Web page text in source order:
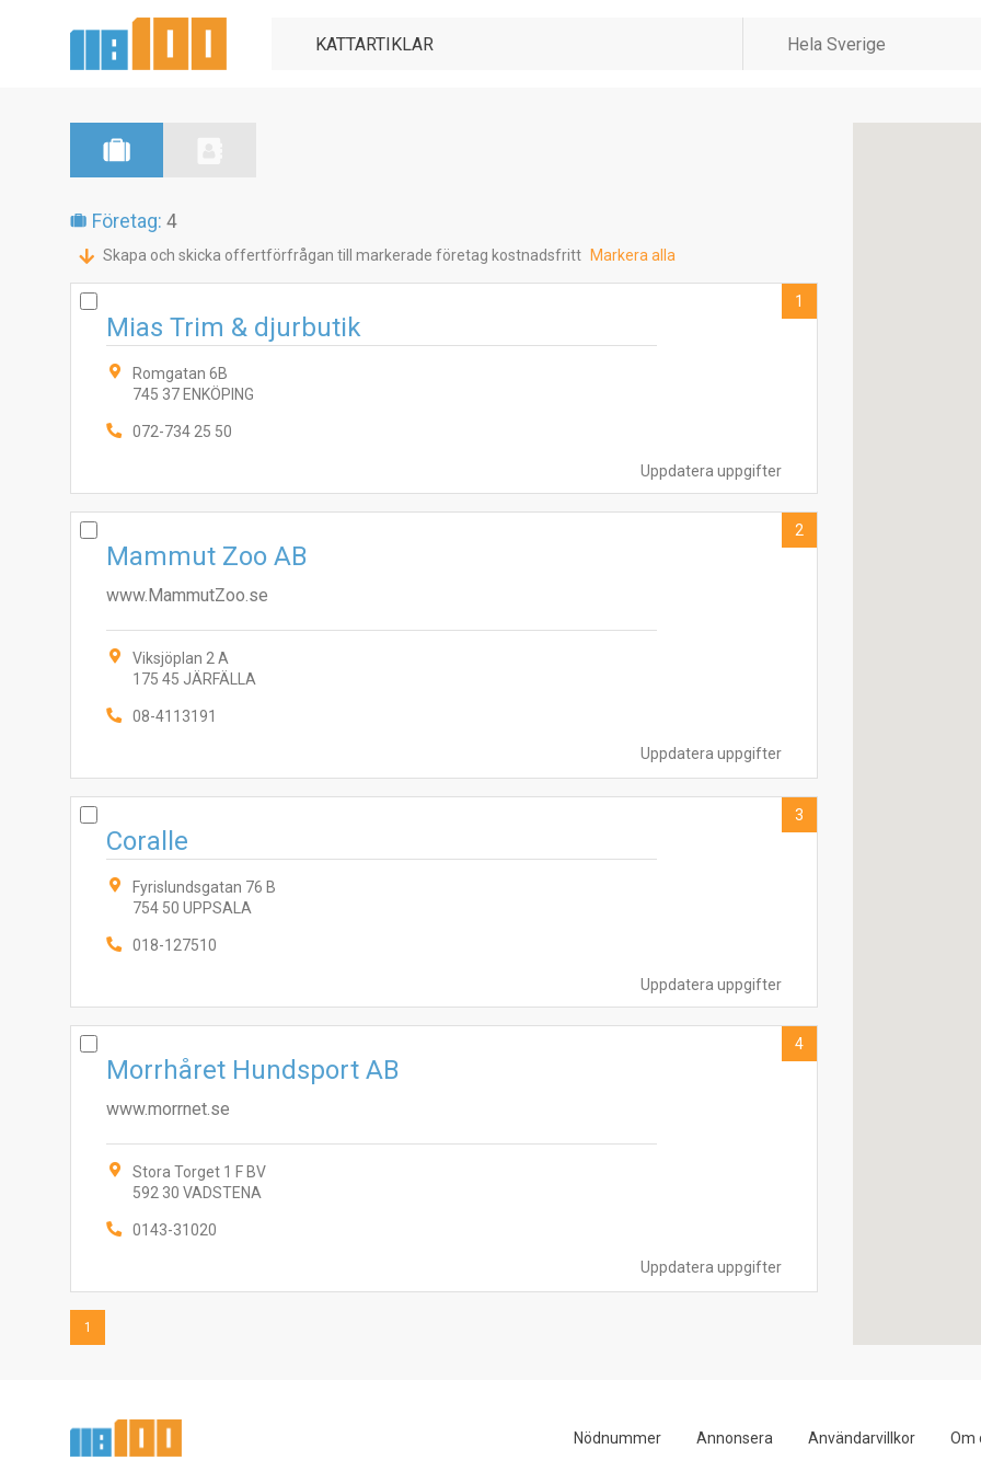
Företag: 4
Skapa och skicka offertförfrågan till markerade företag kostnadsfritt Markera alla
Uppdatera uppgifter
Mias Trim & djurbutik
Romgatan 6B
745 37 ENKÖPING
072-734 25 50
1
Uppdatera uppgifter
Mammut Zoo AB
www.MammutZoo.se
Viksjöplan 2 A
175 45 JÄRFÄLLA
08-4113191
2
Uppdatera uppgifter
Coralle
Fyrislundsgatan 76 B
754 50 UPPSALA
018-127510
3
Uppdatera uppgifter
Morrhåret Hundsport AB
www.morrnet.se
Stora Torget 1 F BV
592 30 VADSTENA
0143-31020
4
1
Nödnummer Annonsera Användarvillkor Om